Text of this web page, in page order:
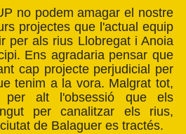
no podem amagar el nostre
projectes que l'actual equip
per als rius Llobregat i Anoia
Ens agradaria pensar que
cap projecte perjudicial per
tenim a la vora. Malgrat tot,
per alt l'obsessió que els
per canalitzar els rius,
de Balaguer es tractés.